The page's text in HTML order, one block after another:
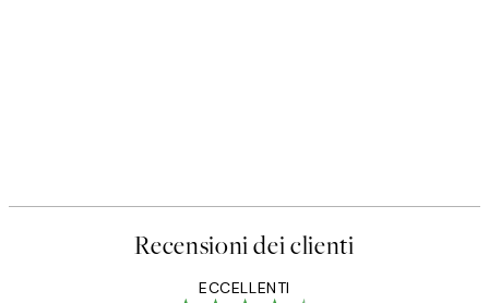
Recensioni dei clienti
ECCELLENTI